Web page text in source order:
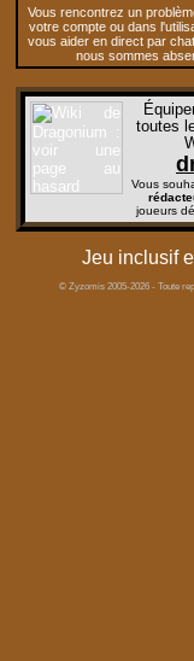
Vous rencontrez un
votre compte ou dans
vous aider en direct par
nous sommes
toutes
Vous
joueurs
Jeu inclusif
© Zyzomis 2005-2026 - Toute